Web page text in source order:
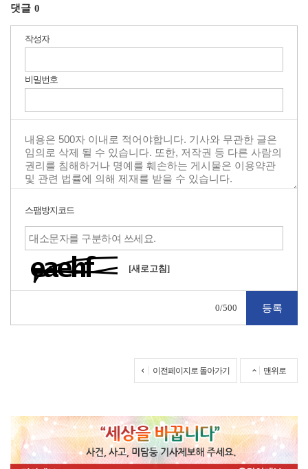
댓글 0
작성자
비밀번호
스팸방지코드
[새로고침]
0/500
이전페이지로 돌아가기 맨위로